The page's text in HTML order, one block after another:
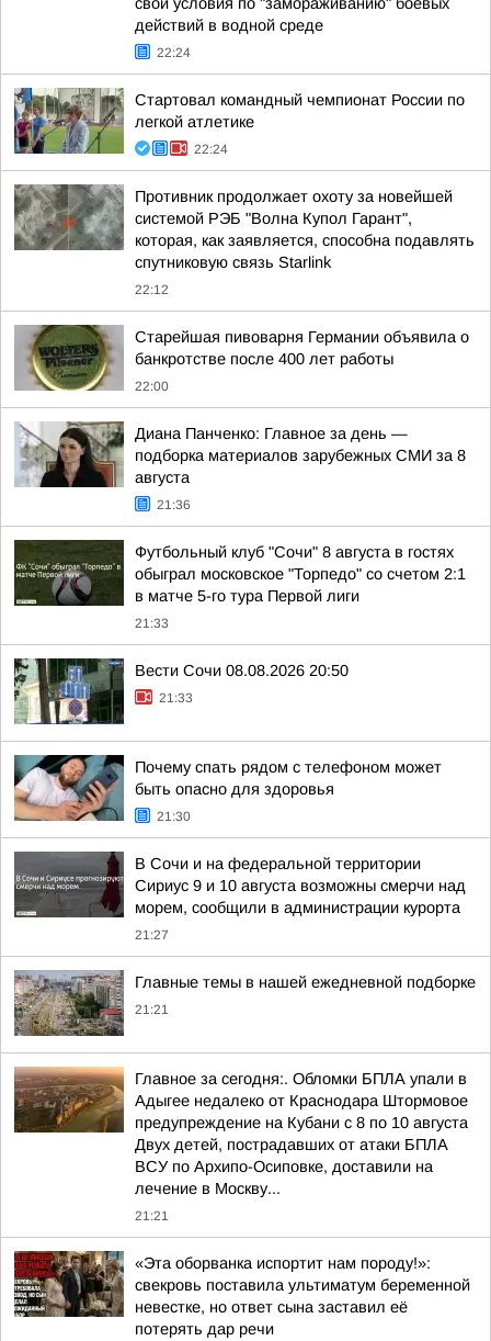
действий в водной среде
22:24
Стартовал командный чемпионат России по
легкой атлетике
22:24
Противник продолжает охоту за новейшей
системой РЭБ "Волна Купол Гарант",
которая, как заявляется, способна подавлять
спутниковую связь Starlink
22:12
Старейшая пивоварня Германии объявила о
банкротстве после 400 лет работы
22:00
Диана Панченко: Главное за день —
подборка материалов зарубежных СМИ за 8
августа
21:36
Футбольный клуб "Сочи" 8 августа в гостях
обыграл московское "Торпедо" со счетом 2:1
в матче 5-го тура Первой лиги
21:33
Вести Сочи 08.08.2026 20:50
21:33
Почему спать рядом с телефоном может
быть опасно для здоровья
21:30
В Сочи и на федеральной территории
Сириус 9 и 10 августа возможны смерчи над
морем, сообщили в администрации курорта
21:27
Главные темы в нашей ежедневной подборке
21:21
Главное за сегодня:. Обломки БПЛА упали в
Адыгее недалеко от Краснодара Штормовое
предупреждение на Кубани с 8 по 10 августа
Двух детей, пострадавших от атаки БПЛА
ВСУ по Архипо-Осиповке, доставили на
лечение в Москву...
21:21
«Эта оборванка испортит нам породу!»:
свекровь поставила ультиматум беременной
невестке, но ответ сына заставил её
потерять дар речи